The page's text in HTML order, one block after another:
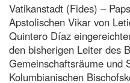
Vatikanstadt (Fides) –
Apstolischen Vikar von
Quintero Díaz
den bisherigen Leiter des
Gemeinschaftsräume und
Kolumbianischen